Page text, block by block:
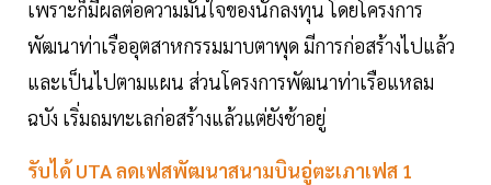
เพราะก็มีผลต่อความมั่นใจของนักลงทุน โดยโครงการ
พัฒนาท่าเรืออุตสาหกรรมมาบตาพุด มีการก่อสร้างไปแล้ว
และเป็นไปตามแผน ส่วนโครงการพัฒนาท่าเรือแหลม
ฉบัง เริ่มถมทะเลก่อสร้างแล้วแต่ยังช้าอยู่
รับได้ UTA ลดเฟสพัฒนาสนามบินอู่ตะเภาเฟส 1